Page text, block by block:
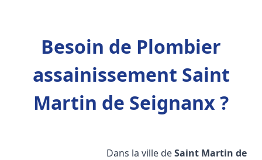
Besoin de Plombier
assainissement Saint
Martin de Seignanx ?
Dans la ville deSaint Martin de